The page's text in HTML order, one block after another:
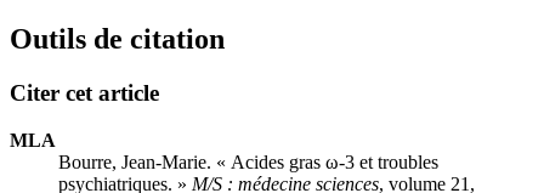
Outils de citation
Citer cet article
MLA
Bourre, Jean-Marie. « Acides gras ω-3 et troubles
psychiatriques. » M/S : médecine sciences, volume 21,